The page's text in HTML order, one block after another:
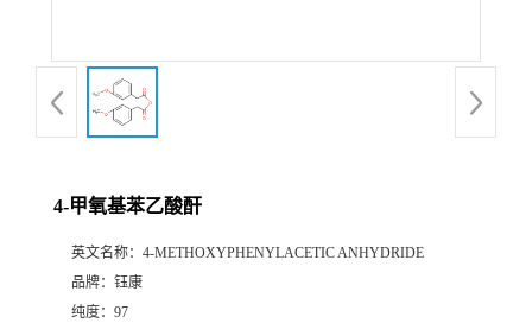
4-甲氧基苯乙酸酐
英文名称： 4-METHOXYPHENYLACETIC ANHYDRIDE
品牌： 钰康
纯度： 97